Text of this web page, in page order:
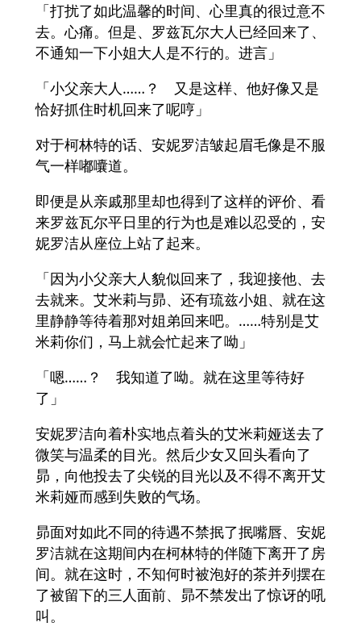
「打扰了如此温馨的时间、心里真的很过意不
去。心痛。但是、罗兹瓦尔大人已经回来了、
不通知一下小姐大人是不行的。进言」
「小父亲大人……？ 又是这样、他好像又是
恰好抓住时机回来了呢哼」
对于柯林特的话、安妮罗洁皱起眉毛像是不服
气一样嘟囔道。
即便是从亲戚那里却也得到了这样的评价、看
来罗兹瓦尔平日里的行为也是难以忍受的，安
妮罗洁从座位上站了起来。
「因为小父亲大人貌似回来了，我迎接他、去
去就来。艾米莉与昴、还有琉兹小姐、就在这
里静静等待着那对姐弟回来吧。……特别是艾
米莉你们，马上就会忙起来了呦」
「嗯……？ 我知道了呦。就在这里等待好
了」
安妮罗洁向着朴实地点着头的艾米莉娅送去了
微笑与温柔的目光。然后少女又回头看向了
昴，向他投去了尖锐的目光以及不得不离开艾
米莉娅而感到失败的气场。
昴面对如此不同的待遇不禁抿了抿嘴唇、安妮
罗洁就在这期间内在柯林特的伴随下离开了房
间。就在这时，不知何时被泡好的茶并列摆在
了被留下的三人面前、昴不禁发出了惊讶的吼
叫。